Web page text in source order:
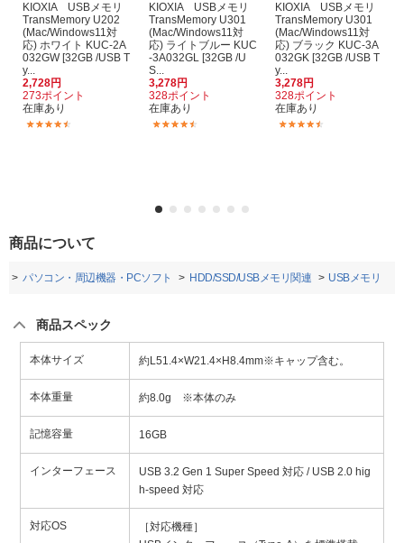
KIOXIA USBメモリ
TransMemory U202
(Mac/Windows11対
応) ホワイト KUC-2A
032GW [32GB /USB T
y...
2,728円
273ポイント
在庫あり
KIOXIA USBメモリ
TransMemory U301
(Mac/Windows11対
応) ライトブルー KUC
-3A032GL [32GB /U
S...
3,278円
328ポイント
在庫あり
KIOXIA USBメモリ
TransMemory U301
(Mac/Windows11対
応) ブラック KUC-3A
032GK [32GB /USB T
y...
3,278円
328ポイント
在庫あり
商品について
パソコン・周辺機器・PCソフト HDD/SSD/USBメモリ関連 USBメモリ
商品スペック
本体サイズ 約L51.4×W21.4×H8.4mm※キャップ含む。
本体重量 約8.0g ※本体のみ
記憶容量 16GB
インターフェース
USB 3.2 Gen 1 Super Speed 対応 / USB 2.0 hig
h-speed 対応
対応OS
［対応機種］